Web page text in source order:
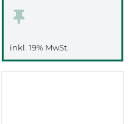
inkl. 19% MwSt.